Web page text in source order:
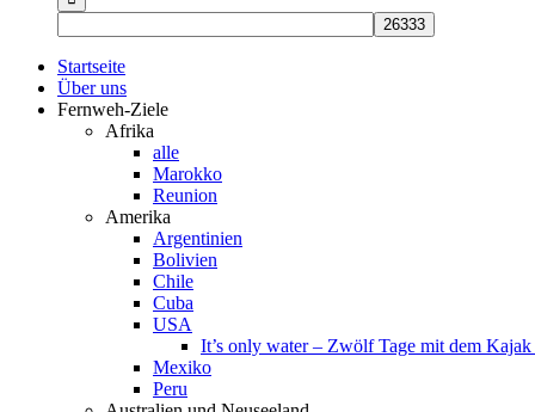
Startseite
Über uns
Fernweh-Ziele
Afrika
alle
Marokko
Reunion
Amerika
Argentinien
Bolivien
Chile
Cuba
USA
It’s only water – Zwölf Tage mit dem
Mexiko
Peru